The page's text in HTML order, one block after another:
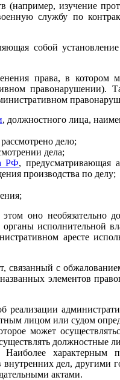
(например, изучение
службу по
собой
права, в котором
, должностного лица,
дело;
дела;
РФ, предусматривающая
производства по делу;
оно необязательно
органы
аресте
связанный с
элементов
реализации
лицом или судом
может
должностные
Наиболее характерным
внутренних дел, другими
актами.